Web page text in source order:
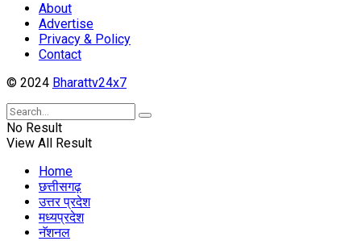
About
Advertise
Privacy & Policy
Contact
© 2024 Bharattv24x7
No Result
View All Result
Home
छत्तीसगढ़
उत्तर प्रदेश
मध्यप्रदेश
नॅशनल